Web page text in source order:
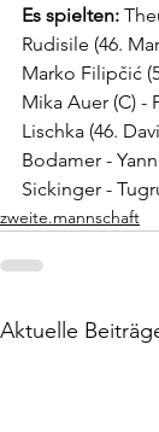
Es spielten:
Rudisile (46.
Marko Filipčić
Mika Auer (C) -
Lischka (46.
Bodamer -
Sickinger -
zweite.mannschaft
Aktuelle